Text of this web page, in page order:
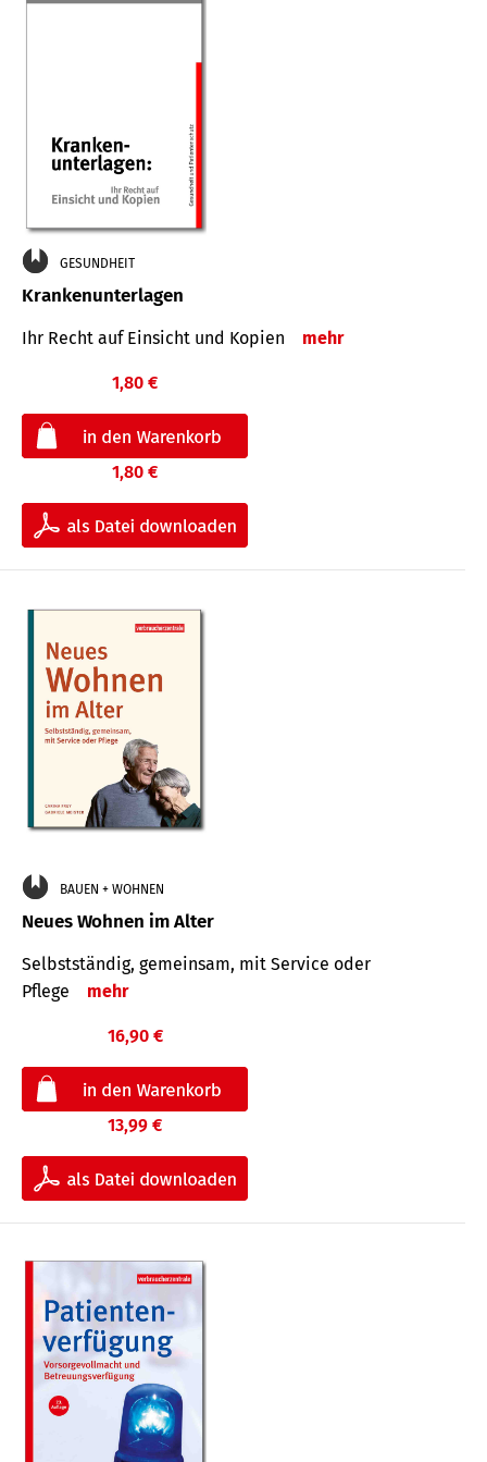
GESUNDHEIT
Krankenunterlagen
Ihr Recht auf Einsicht und Kopien mehr
1,80 €
1,80 €
BAUEN + WOHNEN
Neues Wohnen im Alter
Selbstständig, gemeinsam, mit Service oder
Pflege
mehr
16,90 €
13,99 €